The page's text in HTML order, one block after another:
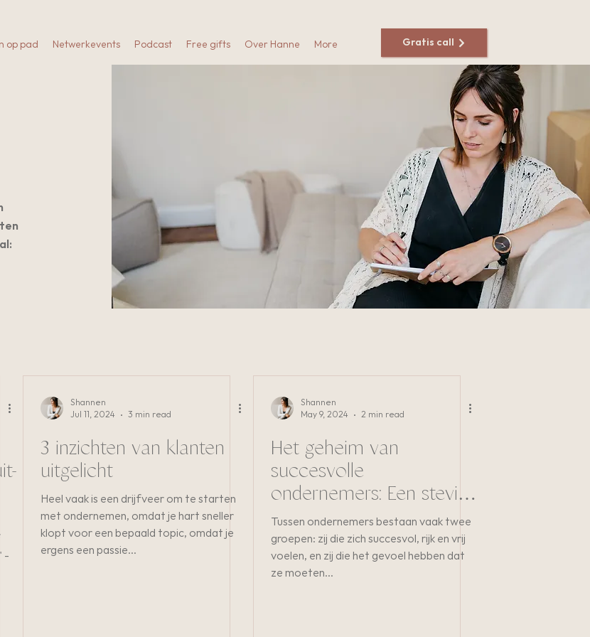
op pad Netwerkevents Podcast Free gifts Over Hanne More Gratis call
-
Shannen
Jul 11, 2024
3 min read
3 inzichten van klanten
uitgelicht
Heel vaak is een drijfveer om te starten
met ondernemen, omdat je hart sneller
klopt voor een bepaald topic, omdat je
ergens een passie...
Shannen
May 9, 2024
2 min read
Het geheim van
succesvolle
ondernemers: Een stevige
dosis eigenwaarde
Tussen ondernemers bestaan vaak twee
groepen: zij die zich succesvol, rijk en vrij
voelen, en zij die het gevoel hebben dat
ze moeten...